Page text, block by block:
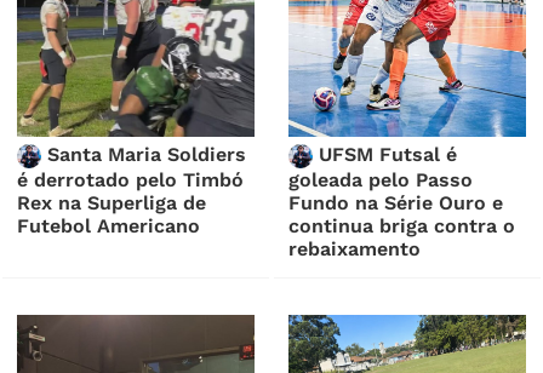
Santa Maria Soldiers
é derrotado pelo Timbó
Rex na Superliga de
Futebol Americano
UFSM Futsal é
goleada pelo Passo
Fundo na Série Ouro e
continua briga contra o
rebaixamento